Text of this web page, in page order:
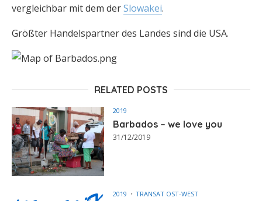
vergleichbar mit dem derSlowakei.
Größter Handelspartner des Landes sind die USA.
RELATED POSTS
2019
Barbados – we love you
31/12/2019
2019 TRANSAT OST-WEST